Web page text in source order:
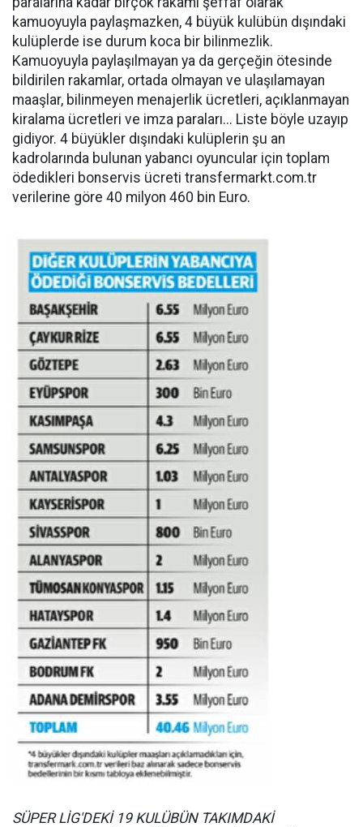
kamuoyuyla paylaşmazken, 4 büyük kulübün dışındaki
kulüplerde ise durum koca bir bilinmezlik.
Kamuoyuyla paylaşılmayan ya da gerçeğin ötesinde
bildirilen rakamlar, ortada olmayan ve ulaşılamayan
maaşlar, bilinmeyen menajerlik ücretleri, açıklanmayan
kiralama ücretleri ve imza paraları... Liste böyle uzayıp
gidiyor. 4 büyükler dışındaki kulüplerin şu an
kadrolarında bulunan yabancı oyuncular için toplam
ödedikleri bonservis ücreti transfermarkt.com.tr
verilerine göre 40 milyon 460 bin Euro.
SÜPER LİG'DEKİ 19 KULÜBÜN TAKIMDAKİ